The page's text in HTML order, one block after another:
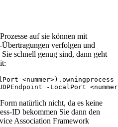
auf sie können mit
verfolgen und
schnell genug sind, dann geht
<nummer>).owningprocess
-LocalPort
natürlich nicht, da es keine
ID bekommen Sie dann den
Association Framework